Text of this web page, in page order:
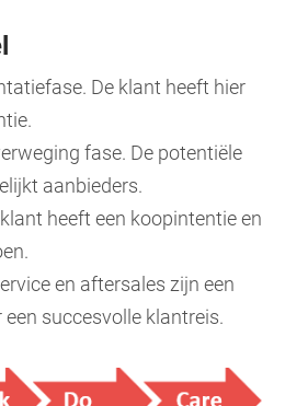
De klant heeft hier
fase. De potentiële
aanbieders.
heeft een koopintentie en
en aftersales zijn een
succesvolle klantreis.